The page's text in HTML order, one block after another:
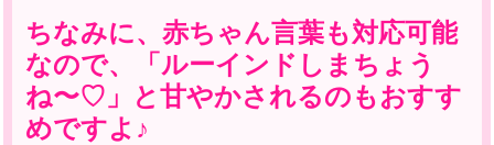
ちなみに、赤ちゃん言葉も対応可能
なので、「ルーインドしまちょう
ね〜♡」と甘やかされるのもおすす
めですよ♪